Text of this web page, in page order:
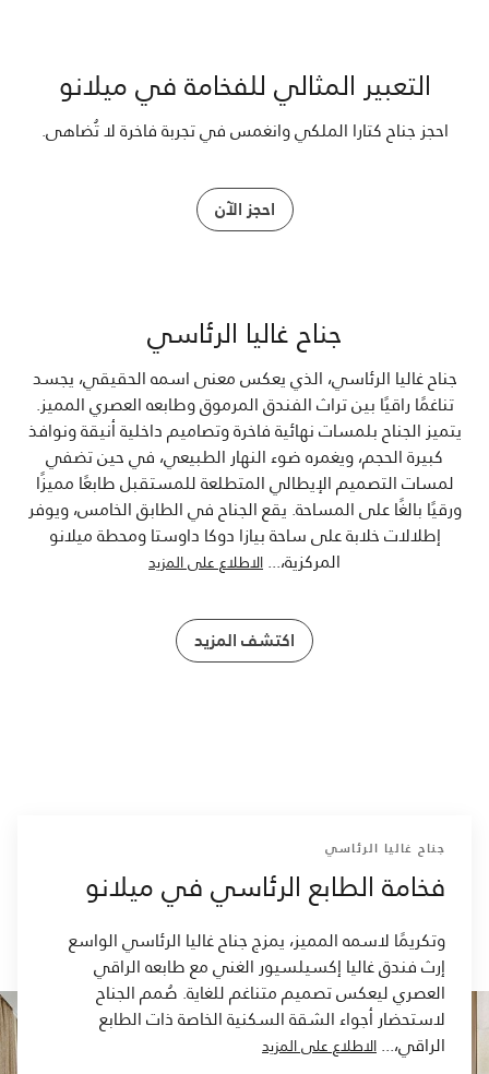
التعبير المثالي للفخامة في ميلانو
احجز جناح كتارا الملكي وانغمس في تجربة فاخرة لا تُضاهى.
احجز الآن
جناح غاليا الرئاسي
جناح غاليا الرئاسي، الذي يعكس معنى اسمه الحقيقي، يجسد
تناغمًا راقيًا بين تراث الفندق المرموق وطابعه العصري المميز.
يتميز الجناح بلمسات نهائية فاخرة وتصاميم داخلية أنيقة ونوافذ
كبيرة الحجم، ويغمره ضوء النهار الطبيعي، في حين تضفي
لمسات التصميم الإيطالي المتطلعة للمستقبل طابعًا مميزًا
ورقيًا بالغًا على المساحة. يقع الجناح في الطابق الخامس، ويوفر
إطلالات خلابة على ساحة بيازا دوكا داوستا ومحطة ميلانو
المركزية،...الاطلاع على المزيد
اكتشف المزيد
جناح غاليا الرئاسي
فخامة الطابع الرئاسي في ميلانو
وتكريمًا لاسمه المميز، يمزج جناح غاليا الرئاسي الواسع
إرث فندق غاليا إكسيلسيور الغني مع طابعه الراقي
العصري ليعكس تصميم متناغم للغاية. صُمم الجناح
لاستحضار أجواء الشقة السكنية الخاصة ذات الطابع
الراقي،...الاطلاع على المزيد